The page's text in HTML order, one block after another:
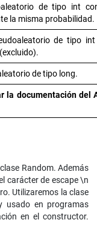
de tipo int
la misma probabilidad.
de tipo
de tipo long.
la documentación del
Random. Además
carácter de escape \n
Utilizaremos la clase
usado en programas
en el constructor.